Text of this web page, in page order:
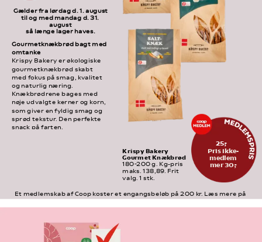
25,-
Pris ikke-
medlem
mer 30,-
Krispy Bakery
Gourmet Knækbrød
180-200 g. Kg-pris
maks. 138,89. Frit
valg. 1 stk.
Gælder fra lørdag d. 1. august
til og med mandag d. 31.
august
så længe lager haves.
Gourmetknækbrød bagt med
omtanke
Krispy Bakery er økologiske
gourmetknækbrød skabt
med fokus på smag, kvalitet
og naturlig næring.
Knækbrødrene bages med
nøje udvalgte kerner og korn,
som giver en fyldig smag og
sprød tekstur. Den perfekte
snack på farten.
Et medlemskab af Coop koster et engangsbeløb på 200 kr. Læs mere på